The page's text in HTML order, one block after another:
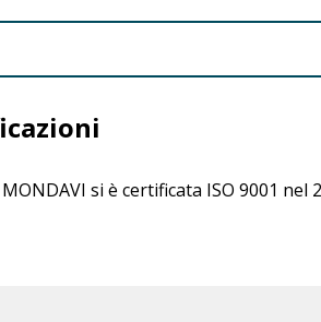
si è certificata ISO 9001 nel